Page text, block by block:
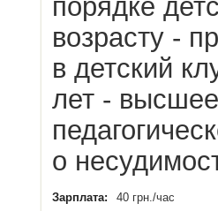
порядке
возрасту -
в детский
лет -
о
Зарплата: 40 грн./час